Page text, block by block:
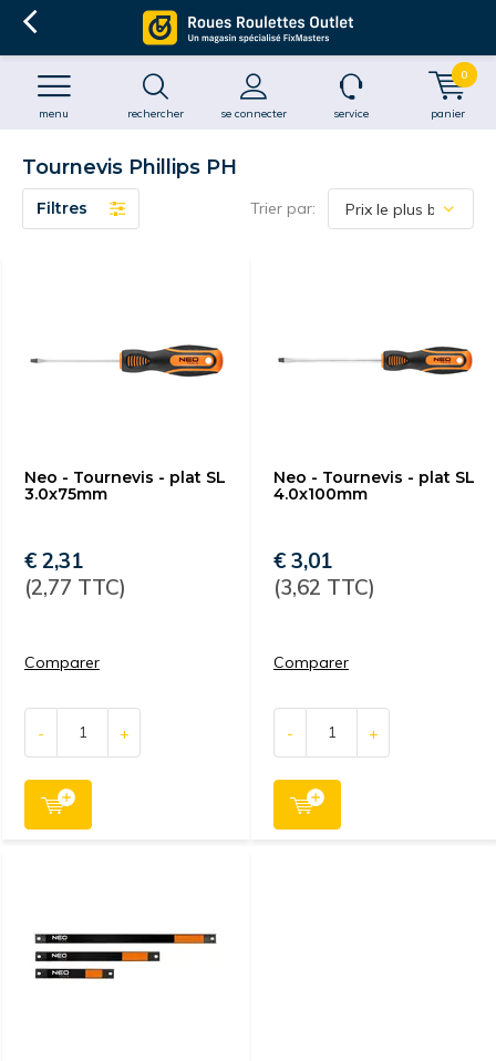
rechercher se connecter
menu service panier
0
Tournevis Phillips PH
Filtres Trier par:
Neo - Tournevis - plat SL
3.0x75mm
€ 2,31
(2,77 TTC)
Comparer
- +
Neo - Tournevis - plat SL
4.0x100mm
€ 3,01
(3,62 TTC)
Comparer
- +